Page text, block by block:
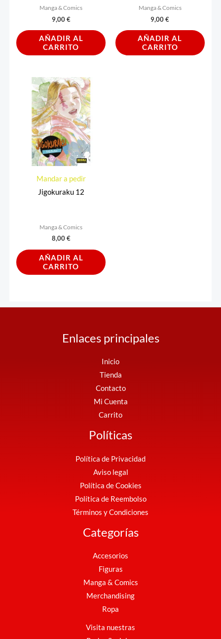
Manga & Comics
9,00€
AÑADIR AL
CARRITO
Manga & Comics
9,00€
AÑADIR AL
CARRITO
Mandar a pedir
Jigokuraku 12
Manga & Comics
8,00€
AÑADIR AL
CARRITO
Enlaces principales
Inicio
Tienda
Contacto
Mi Cuenta
Carrito
Políticas
Política de Privacidad
Aviso legal
Política de Cookies
Política de Reembolso
Términos y Condiciones
Categorías
Accesorios
Figuras
Manga & Comics
Merchandising
Ropa
Visita nuestras